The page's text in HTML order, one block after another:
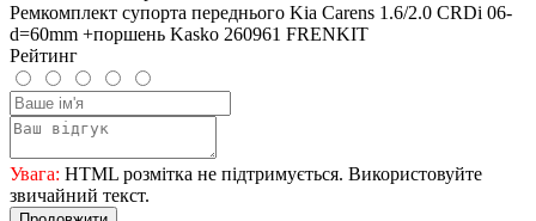
Ремкомплект супорта переднього Kia Carens 1.6/2.0 CRDi 06-
d=60mm +поршень Kasko 260961 FRENKIT
Рейтинг
Увага: HTML розмітка не підтримується. Використовуйте
звичайний текст.